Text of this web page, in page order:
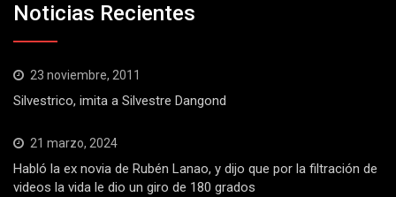
Noticias Recientes
23 noviembre, 2011
Silvestrico, imita a Silvestre Dangond
21 marzo, 2024
Habló la ex novia de Rubén Lanao, y dijo que por la filtración de
videos la vida le dio un giro de 180 grados